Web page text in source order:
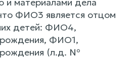
ФИО3 является отцом
детей: ФИО4,
ФИО1,
(л.д. №